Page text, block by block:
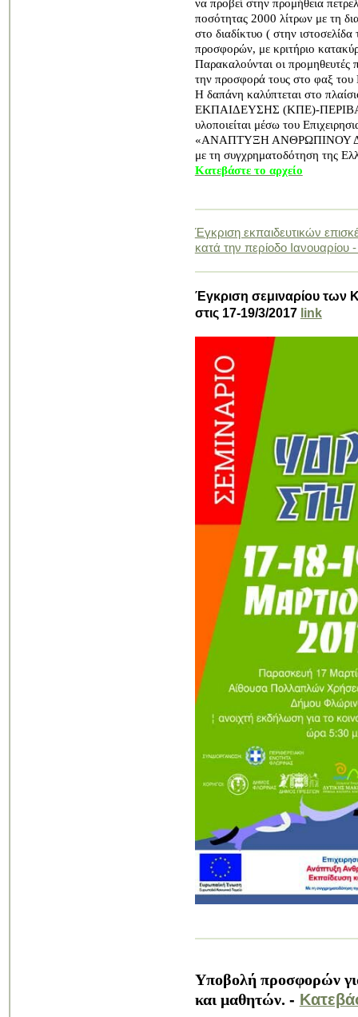
να προβεί στην προμήθεια
ποσότητας 2000 λίτρων με τη
στο διαδίκτυο ( στην
προσφορών, με κριτήριο
Παρακαλούνται οι προμηθευτές
την προσφορά τους στο φαξ
Η δαπάνη καλύπτεται στο
ΕΚΠΑΙΔΕΥΣΗΣ (ΚΠΕ)-
υλοποιείται μέσω του
«ΑΝΑΠΤΥΞΗ ΑΝΘΡΩΠΙΝΟΥ
με τη συγχρηματοδότηση της
Κατεβάστε το αρχείο
Έγκριση εκπαιδευτικών
κατά την περίοδο Ιανουαρίου -
Έγκριση σεμιναρίου των
στις 17-19/3/2017 link
Υποβολή προσφορών
και μαθητών. -